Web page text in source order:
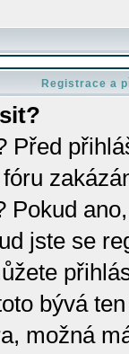
Registrace a
Před
Pokud
jste se
bývá
možná